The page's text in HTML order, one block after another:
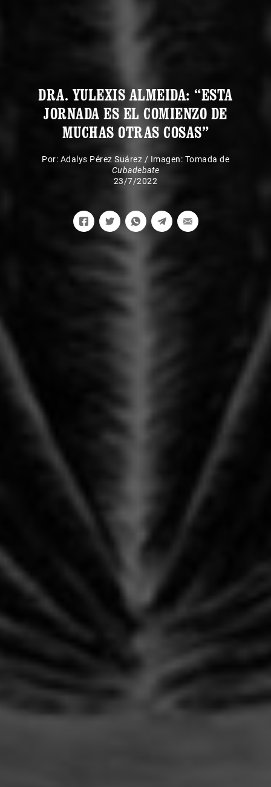
DRA. YULEXIS ALMEIDA: “ESTA
JORNADA ES EL COMIENZO DE
MUCHAS OTRAS COSAS”
Por: Adalys Pérez Suárez / Imagen: Tomada de
Cubadebate
23/7/2022